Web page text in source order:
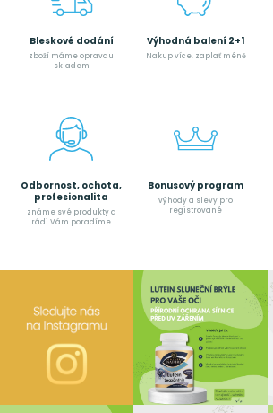
Bleskové dodání
zboží máme opravdu
skladem
Výhodná balení 2+1
Nakup více, zaplať méně
Odbornost, ochota,
profesionalita
známe své produkty a
rádi Vám poradíme
Bonusový program
výhody a slevy pro
registrované